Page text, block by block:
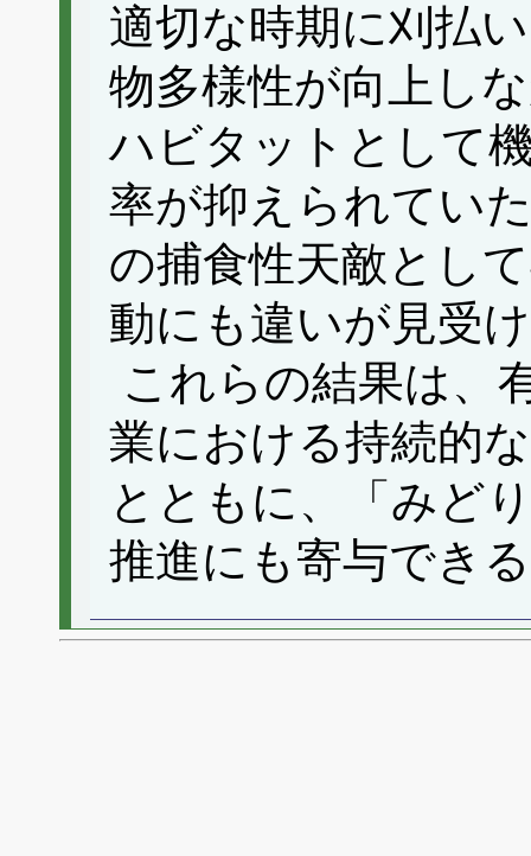
適切な時期に刈払
物多様性が向上し
ハビタットとして
率が抑えられてい
の捕食性天敵とし
動にも違いが見受
これらの結果は、
業における持続的
とともに、「みど
推進にも寄与でき